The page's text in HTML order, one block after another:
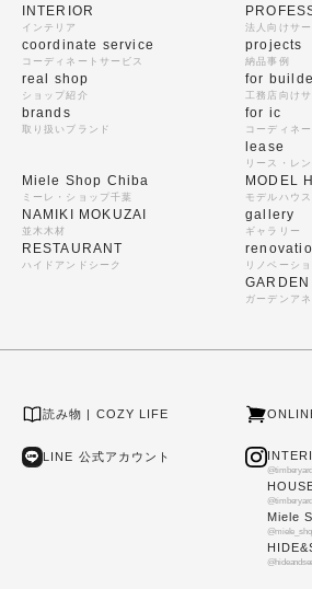
INTERIOR
インテリア
coordinate service
コーディネートサービス
real shop
ショップ紹介
brands
取り扱いブランド
法人向けサー
projects
納品事例
for
工務店向け
for ic
コーディネ
lease
リース・レ
Miele Shop Chiba
ミーレ・ショップ千葉
NAMIKI MOKUZAI
並木木材
RESTAURANT
ハイドアンドシーク
MODEL
モデルハウス
gallery
ギャラリー
リノベーシ
ガーデンア
読み物 | COZY LIFE
LINE 公式アカウント
Miele